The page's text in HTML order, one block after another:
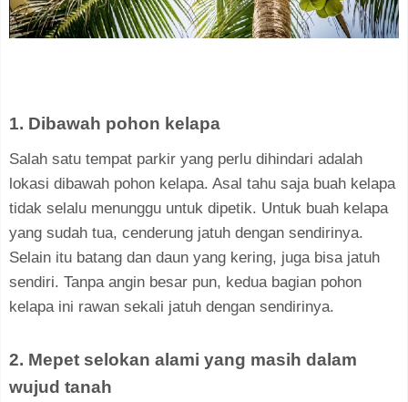
1. Dibawah pohon kelapa
Salah satu tempat parkir yang perlu dihindari adalah
lokasi dibawah pohon kelapa. Asal tahu saja buah kelapa
tidak selalu menunggu untuk dipetik. Untuk buah kelapa
yang sudah tua, cenderung jatuh dengan sendirinya.
Selain itu batang dan daun yang kering, juga bisa jatuh
sendiri. Tanpa angin besar pun, kedua bagian pohon
kelapa ini rawan sekali jatuh dengan sendirinya.
2. Mepet selokan alami yang masih dalam
wujud tanah